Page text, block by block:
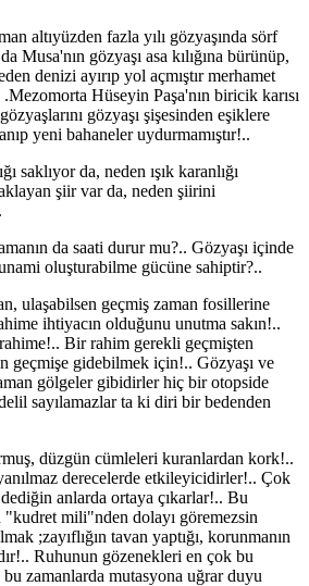
altıyüzden fazla yılı gözyaşında sörf
Musa'nın gözyaşı asa kılığına bürünüp,
denizi ayırıp yol açmıştır merhamet
Hüseyin Paşa'nın biricik karısı
gözyaşı şişesinden eşiklere
yeni bahaneler uydurmamıştır!..
saklıyor da, neden ışık karanlığı
şiir var da, neden şiirini
da saati durur mu?.. Gözyaşı içinde
oluşturabilme gücüne sahiptir?..
ulaşabilsen geçmiş zaman fosillerine
ihtiyacın olduğunu unutma sakın!..
Bir rahim gerekli geçmişten
geçmişe gidebilmek için!.. Gözyaşı ve
gölgeler gibidirler hiç bir otopside
sayılamazlar ta ki diri bir bedenden
düzgün cümleleri kuranlardan kork!..
derecelerde etkileyicidirler!.. Çok
anlarda ortaya çıkarlar!.. Bu
"kudret mili"nden dolayı göremezsin
;zayıflığın tavan yaptığı, korunmanın
Ruhunun gözenekleri en çok bu
bu zamanlarda mutasyona uğrar duyu